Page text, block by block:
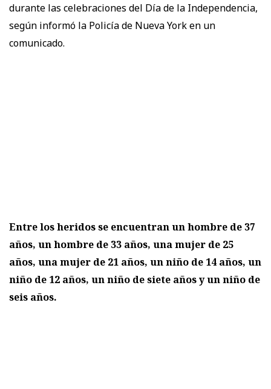
durante las celebraciones del Día de la Independencia,
según informó la Policía de Nueva York en un
comunicado.
Entre los heridos se encuentran un hombre de 37
años, un hombre de 33 años, una mujer de 25
años, una mujer de 21 años, un niño de 14 años, un
niño de 12 años, un niño de siete años y un niño de
seis años.